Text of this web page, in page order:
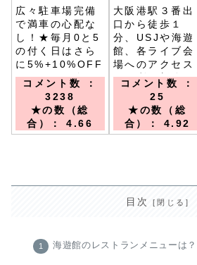
広々駐車場完備
で満車の心配な
し！★毎月0と5
の付く日はさら
に5%+10%OFF
クーポン配布！
／ＪＲゆめ咲線
桜島駅より徒歩1
分 テーマパー
クまで徒歩約13
直通電車で14分
コメント数 ：
3238
★の数（総
合）： 4.66
大阪港駅３番出
口から徒歩１
分、USJや海遊
館、各ライブ会
場へのアクセス
が便利な新築ホ
テル。／2023年
4月オープン、大
阪メトロ中央線
大阪港駅、西改
コメント数 ：
25
★の数（総
合）： 4.92
目次
海遊館のレストランメニューは？